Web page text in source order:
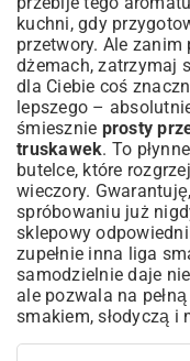
kuchni, gdy
przetwory. Ale zanim
dżemach, zatrzymaj
dla Ciebie coś
lepszego –
śmiesznie prosty
truskawek. To
butelce, które
wieczory.
spróbowaniu już
sklepowy
zupełnie inna liga
samodzielnie daje
ale pozwala na
smakiem, słodyczą i